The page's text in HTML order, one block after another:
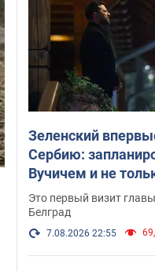
Зеленский
Сербию:
Вучичем и не
Это первый визит
Белград
7.08.2026 22:55